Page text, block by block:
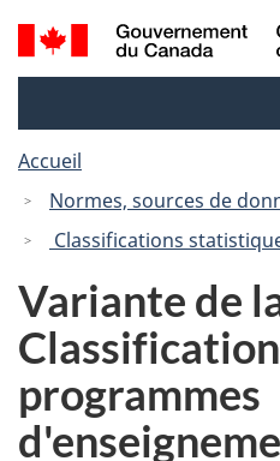
Recherche
et
Accueil
Normes, sources de
Classifications
Variante de
programmes